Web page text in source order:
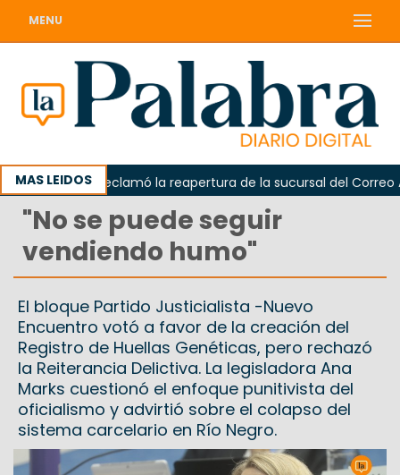
MENU
MAS LEIDOS
Odarda reclamó la reapertura de la sucursal del Correo
"No se puede seguir
vendiendo humo"
El bloque Partido Justicialista -Nuevo
Encuentro votó a favor de la creación del
Registro de Huellas Genéticas, pero rechazó
la Reiterancia Delictiva. La legisladora Ana
Marks cuestionó el enfoque punitivista del
oficialismo y advirtió sobre el colapso del
sistema carcelario en Río Negro.